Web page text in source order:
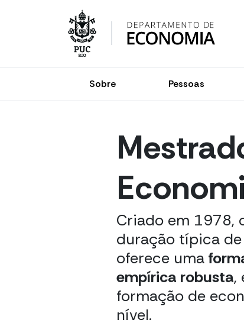
Sobre Pessoas
Criado em 1978,
duração típica
oferece uma
empírica robusta,
formação de
nível.